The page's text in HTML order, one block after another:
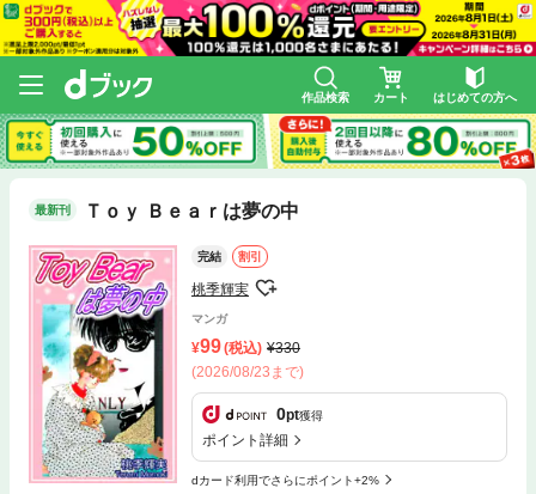
作品検索 カート はじめての方へ
最新刊 Ｔｏｙ Ｂｅａｒは夢の中
完結 割引
桃季輝実
マンガ
99(税込)
330
(2026/08/23まで)
0pt獲得
ポイント詳細
dカード利用でさらにポイント+2%